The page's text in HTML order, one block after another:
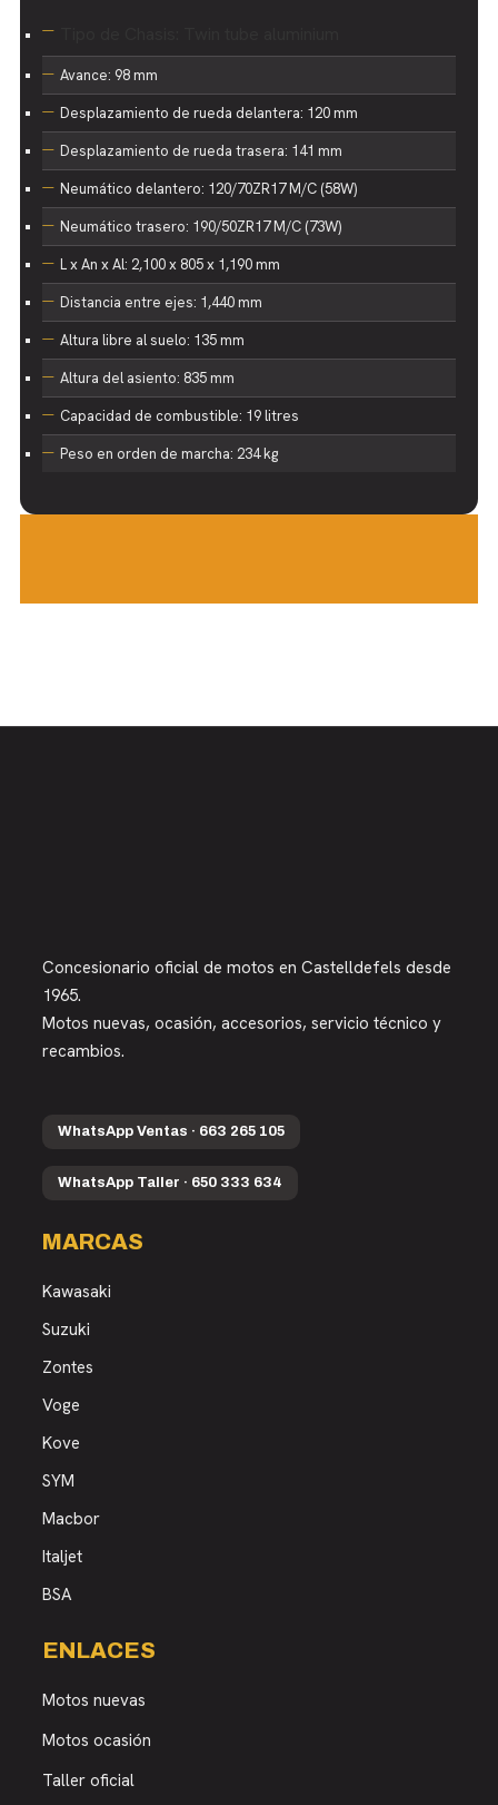
Avance: 98 mm
Desplazamiento de rueda delantera: 120 mm
Desplazamiento de rueda trasera: 141 mm
Neumático delantero: 120/70ZR17 M/C (58W)
Neumático trasero: 190/50ZR17 M/C (73W)
L x An x Al: 2,100 x 805 x 1,190 mm
Distancia entre ejes: 1,440 mm
Altura libre al suelo: 135 mm
Altura del asiento: 835 mm
Capacidad de combustible: 19 litres
Peso en orden de marcha: 234 kg
Concesionario oficial de motos en Castelldefels desde
1965.
Motos nuevas, ocasión, accesorios, servicio técnico y
recambios.
WhatsApp Ventas · 663 265 105
WhatsApp Taller · 650 333 634
MARCAS
Kawasaki
Suzuki
Zontes
Voge
Kove
SYM
Macbor
Italjet
BSA
ENLACES
Motos nuevas
Motos ocasión
Taller oficial